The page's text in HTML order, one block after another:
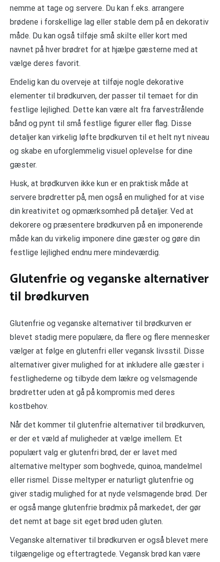
nemme at tage og servere. Du kan f.eks. arrangere
brødene i forskellige lag eller stable dem på en dekorativ
måde. Du kan også tilføje små skilte eller kort med
navnet på hver brødret for at hjælpe gæsterne med at
vælge deres favorit.
Endelig kan du overveje at tilføje nogle dekorative
elementer til brødkurven, der passer til temaet for din
festlige lejlighed. Dette kan være alt fra farvestrålende
bånd og pynt til små festlige figurer eller flag. Disse
detaljer kan virkelig løfte brødkurven til et helt nyt niveau
og skabe en uforglemmelig visuel oplevelse for dine
gæster.
Husk, at brødkurven ikke kun er en praktisk måde at
servere brødretter på, men også en mulighed for at vise
din kreativitet og opmærksomhed på detaljer. Ved at
dekorere og præsentere brødkurven på en imponerende
måde kan du virkelig imponere dine gæster og gøre din
festlige lejlighed endnu mere mindeværdig.
Glutenfrie og veganske alternativer
til brødkurven
Glutenfrie og veganske alternativer til brødkurven er
blevet stadig mere populære, da flere og flere mennesker
vælger at følge en glutenfri eller vegansk livsstil. Disse
alternativer giver mulighed for at inkludere alle gæster i
festlighederne og tilbyde dem lækre og velsmagende
brødretter uden at gå på kompromis med deres
kostbehov.
Når det kommer til glutenfrie alternativer til brødkurven,
er der et væld af muligheder at vælge imellem. Et
populært valg er glutenfri brød, der er lavet med
alternative meltyper som boghvede, quinoa, mandelmel
eller rismel. Disse meltyper er naturligt glutenfrie og
giver stadig mulighed for at nyde velsmagende brød. Der
er også mange glutenfrie brødmix på markedet, der gør
det nemt at bage sit eget brød uden gluten.
Veganske alternativer til brødkurven er også blevet mere
tilgængelige og eftertragtede. Vegansk brød kan være